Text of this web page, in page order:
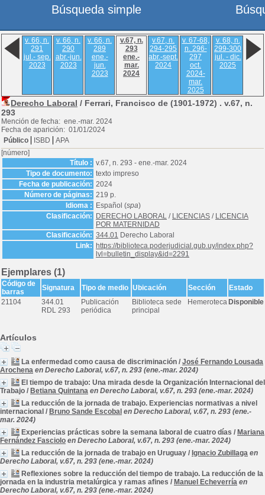
v. 66, n.
291
jul.- sep.
2023
v. 66, n.
290
abr.-jun.
2023
v. 66, n.
289
ene.-
jun.
2023
v.67, n.
293
ene.-
mar.
2024
v.67, n.
294-295
abr.-sept.
2024
v. 67-68,
n. 296-
297
oct.
2024-
mar.
2025
v. 68, n.
299-300
jul. - dic.
2025
Derecho Laboral / Ferrari, Francisco de (1901-1972) . v.67, n.
293
Mención de fecha: ene.-mar. 2024
Fecha de aparición: 01/01/2024
Público
ISBD
APA
[número]
Título : v.67, n. 293 - ene.-mar. 2024
Tipo de documento: texto impreso
Fecha de publicación: 2024
Número de páginas: 219 p.
Idioma :
Español (spa)
Clasificación:
DERECHO LABORAL / LICENCIAS / LICENCIA
POR MATERNIDAD
Clasificación: 344.01 Derecho Laboral
Link:
https://biblioteca.poderjudicial.gub.uy/index.php?
lvl=bulletin_display&id=2291
Ejemplares (1)
Código de
barras
Signatura Tipo de medio Ubicación Sección
Estado
21104
344.01
RDL 293
Publicación
periódica
Biblioteca sede
principal
Hemeroteca Disponible
Artículos
La enfermedad como causa de discriminación / José Fernando Lousada
Arochena en Derecho Laboral, v.67, n. 293 (ene.-mar. 2024)
El tiempo de trabajo: Una mirada desde la Organización Internacional del
Trabajo / Betiana Quintana en Derecho Laboral, v.67, n. 293 (ene.-mar. 2024)
La reducción de la jornada de trabajo. Experiencias normativas a nivel
internacional / Bruno Sande Escobal en Derecho Laboral, v.67, n. 293 (ene.-
mar. 2024)
Experiencias prácticas sobre la semana laboral de cuatro días / Mariana
Fernández Fasciolo en Derecho Laboral, v.67, n. 293 (ene.-mar. 2024)
La reducción de la jornada de trabajo en Uruguay / Ignacio Zubillaga en
Derecho Laboral, v.67, n. 293 (ene.-mar. 2024)
Reflexiones sobre la reducción del tiempo de trabajo. La reducción de la
jornada en la industria metalúrgica y ramas afines / Manuel Echeverría en
Derecho Laboral, v.67, n. 293 (ene.-mar. 2024)
Búsqueda simple